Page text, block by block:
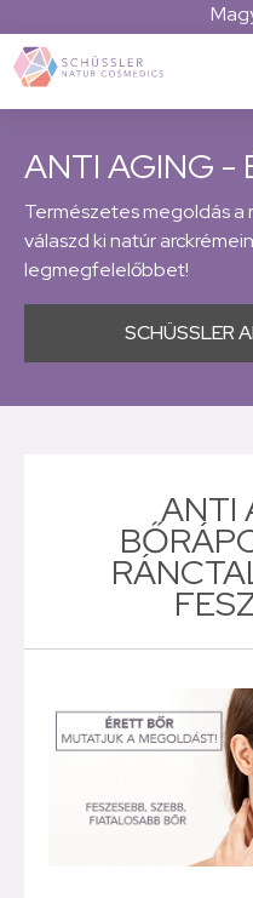
ANTI AGING -
Természetes megoldás a
válaszd ki natúr
legmegfelelőbbet!
SCHÜSSLER
ANTI